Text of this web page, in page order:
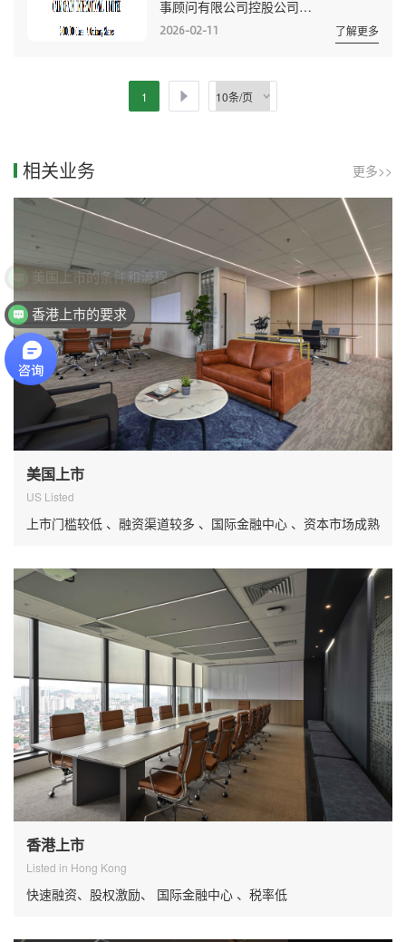
发行价格等信息。 Hacker Int...
事顾问有限公司控股公司
CALMChainInternational Limited(以下
简称：弘萃)公开向美国证券交易委员
请纳斯达克上市。该公司最早于2025年
9月9日向SEC递交秘密申请。 根据
元。 弘萃总部位于香港，是一家综
合性人力资源解...
2026-02-11 了解更多
1
相关业务 更多>>
美国上市
US Listed
上市门槛较低 、融资渠道较多 、国际金融中心 、资本市场成熟
香港上市
Listed in Hong Kong
快速融资、股权激励、 国际金融中心 、税率低
香港上市的要求